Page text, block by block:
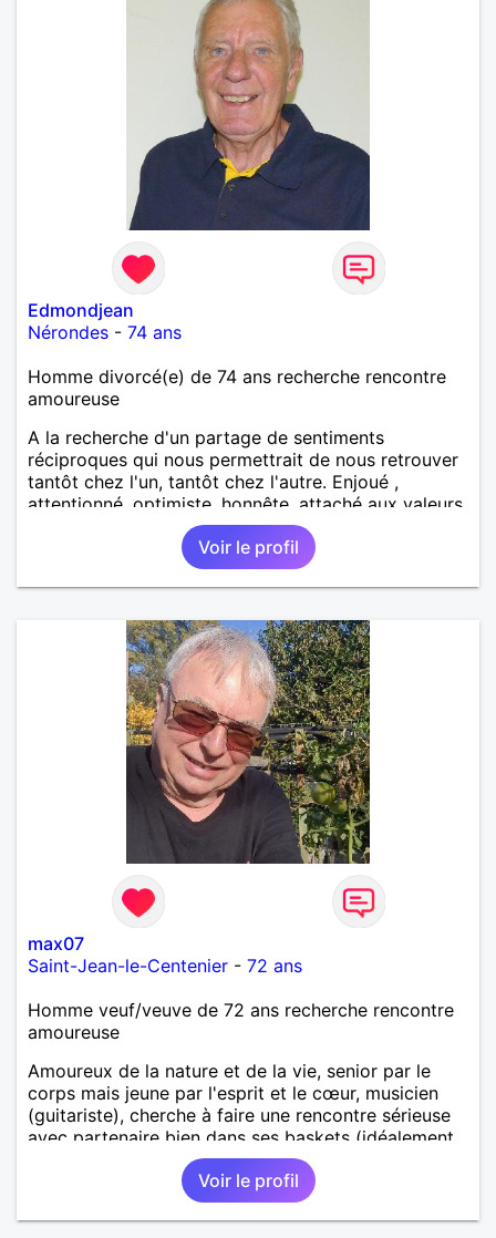
Edmondjean
Nérondes - 74 ans
Homme divorcé(e) de 74 ans recherche rencontre
amoureuse
A la recherche d'un partage de sentiments
réciproques qui nous permettrait de nous retrouver
tantôt chez l'un, tantôt chez l'autre. Enjoué ,
attentionné, optimiste, honnête, attaché aux valeurs
morales, j'apprécie l'humilité et je n'ai rien à prouver.
Photographie 2026. Et la vôtre ?
Voir le profil
max07
Saint-Jean-le-Centenier - 72 ans
Homme veuf/veuve de 72 ans recherche rencontre
amoureuse
Amoureux de la nature et de la vie, senior par le
corps mais jeune par l'esprit et le cœur, musicien
(guitariste), cherche à faire une rencontre sérieuse
avec partenaire bien dans ses baskets (idéalement,
vous avez entre 60 et 70 ans) pour partager
moments conviviaux et agréables (voyages, sorties,
concerts, etc.) et pourquoi pas faire un bout de
chemin ensemble. Au programme: humour,
Voir le profil